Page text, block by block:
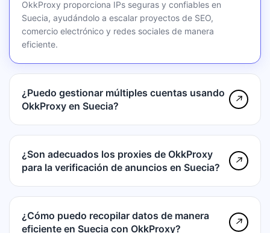
OkkProxy proporciona IPs seguras y confiables en
Suecia, ayudándolo a escalar proyectos de SEO,
comercio electrónico y redes sociales de manera
eficiente.
¿Puedo gestionar múltiples cuentas usando
OkkProxy en Suecia?
↗
¿Son adecuados los proxies de OkkProxy
para la verificación de anuncios en Suecia?
↗
¿Cómo puedo recopilar datos de manera
eficiente en Suecia con OkkProxy?
↗